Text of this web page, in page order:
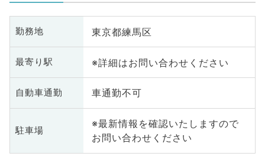
勤務地 東京都練馬区
最寄り駅 ※詳細はお問い合わせください
自動車通勤 車通勤不可
駐車場
※最新情報を確認いたしますので
お問い合わせください